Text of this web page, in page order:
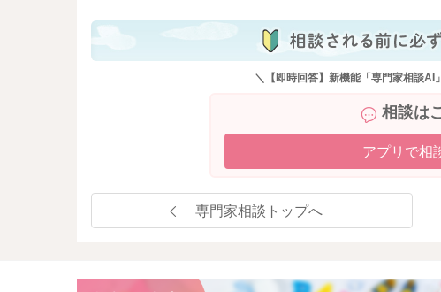
＼【即時回答】新機能「専門家相談AI
相談は
アプリで相
専門家相談トップへ